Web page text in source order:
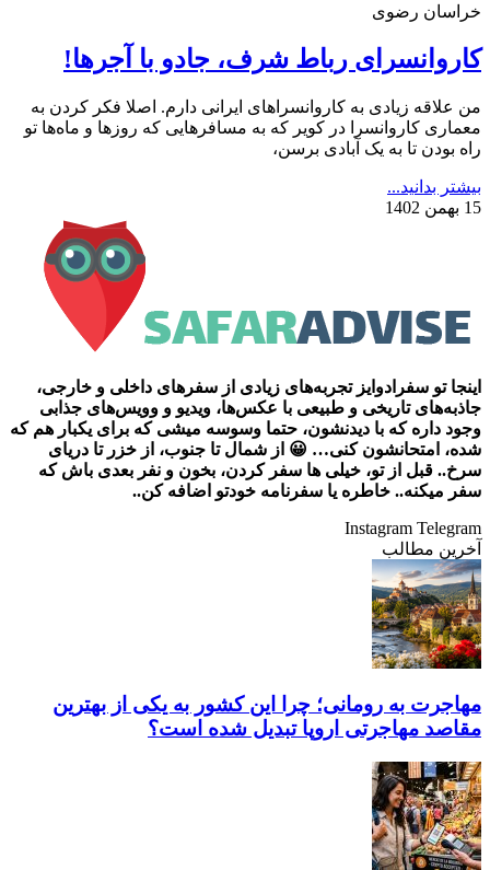
خراسان رضوی
کاروانسرای رباط شرف، جادو با آجرها!
من علاقه زیادی به کاروانسراهای ایرانی دارم. اصلا فکر کردن به
معماری کاروانسرا در کویر که به مسافرهایی که روزها و ماه‌ها تو
راه بودن تا به یک آبادی برسن،
بیشتر بدانید...
15 بهمن 1402
اینجا تو سفرادوایز تجربه‌های زیادی از سفرهای داخلی و خارجی،
جاذبه‌های تاریخی و طبیعی با عکس‌ها، ویدیو و وویس‌های جذابی
وجود داره که با دیدنشون، حتما وسوسه میشی که برای یکبار هم که
شده، امتحانشون کنی… 😀 از شمال تا جنوب، از خزر تا دریای
سرخ.. قبل از تو، خیلی ها سفر کردن، بخون و نفر بعدی باش که
سفر میکنه.. خاطره یا سفرنامه خودتو اضافه کن..
Instagram Telegram
آخرین مطالب
مهاجرت به رومانی؛ چرا این کشور به یکی از بهترین
مقاصد مهاجرتی اروپا تبدیل شده است؟